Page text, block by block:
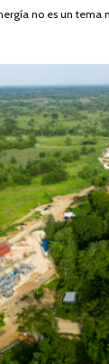
DE
no es un tema